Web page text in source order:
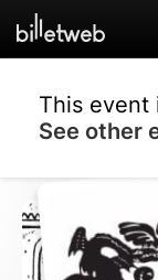
This event
See other